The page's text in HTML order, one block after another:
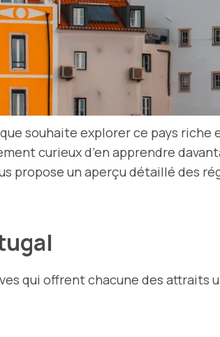
souhaite explorer ce pays riche
curieux d’en apprendre
un aperçu détaillé des
qui offrent chacune des attraits